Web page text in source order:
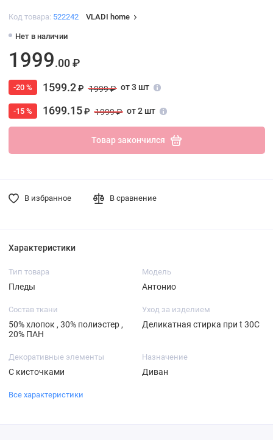
Код товара: 522242 VLADI home
Нет в наличии
1999.00 ₽
-20 % 1599.2₽ 1999 ₽ от 3 шт
-15 % 1699.15₽ 1999 ₽ от 2 шт
Товар закончился
В избранное В сравнение
Характеристики
Тип товара
Пледы
Модель
Антонио
Состав ткани
50% хлопок , 30% полиэстер ,
20% ПАН
Уход за изделием
Деликатная стирка при t 30С
Декоративные элементы
С кисточками
Назначение
Диван
Все характеристики